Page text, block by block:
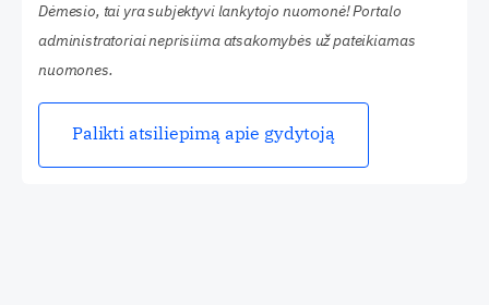
Dėmesio, tai yra subjektyvi lankytojo nuomonė! Portalo
administratoriai neprisiima atsakomybės už pateikiamas
nuomones.
Palikti atsiliepimą apie gydytoją